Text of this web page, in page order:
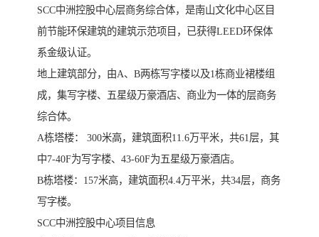
SCC中洲控股中心层商务综合体，是南山文化中心区目
前节能环保建筑的建筑示范项目，已获得LEED环保体
系金级认证。
地上建筑部分，由A、B两栋写字楼以及1栋商业裙楼组
成，集写字楼、五星级万豪酒店、商业为一体的层商务
综合体。
A栋塔楼： 300米高，建筑面积11.6万平米，共61层，其
中7-40F为写字楼、43-60F为五星级万豪酒店。
B栋塔楼：157米高，建筑面积4.4万平米，共34层，商务
写字楼。
SCC中洲控股中心项目信息